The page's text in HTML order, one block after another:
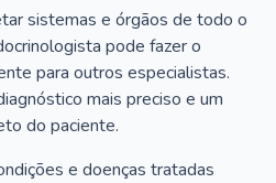
sistemas e órgãos de todo o
pode fazer o
para outros especialistas.
mais preciso e um
do paciente.
e doenças tratadas